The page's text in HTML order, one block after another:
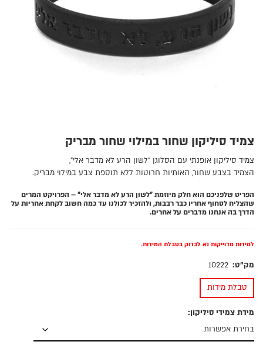
צמיד סיליקון שחור במילוי שחור מבריק
צמיד סיליקון אופנתי עם הסלוגן "לשון הרע לא מדבר אלי",
הצמיד בצבע שחור, האותיות חרוטות ללא תוספת צבע במילוי מבריק.
הפריט שלפניכם הוא חלק מיוזמת "לשון הרע לא מדבר אלי" – הפרויקט המרים
שהצליח לסחוף אחריו כבר רבבות, ולהזכיר לכולנו עד כמה חשוב לקחת אחריות על
הדרך בה אנחנו מדברים על אחרים.
למידות מדוייקות נא לבדוק בטבלת המידות.
מק"ט: 10222
טבלת מידות
מידת צמידי סיליקון: